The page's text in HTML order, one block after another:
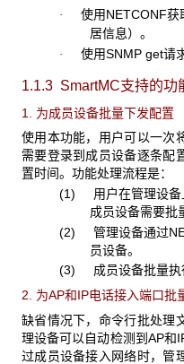
· 使用NETCONF获
居信息）。
· 使用SNMP get请求
1.1.3 SmartMC支持的功
1. 为成员设备批量下发配置
使用本功能，用户可以一次
需要登录到成员设备逐条配
置时间。功能处理流程是：
(1) 用户在管理设备
成员设备需要批
(2) 管理设备通过
员设备。
(3) 成员设备批量执
2. 为AP和IP电话接入端口批
缺省情况下，命令行批处理
理设备可以自动检测到AP和
过成员设备接入网络时，管